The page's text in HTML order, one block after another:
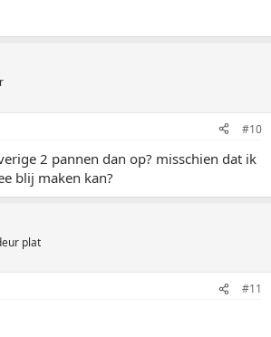
#10
2 pannen dan op? misschien dat ik
blij maken kan?
plat
#11